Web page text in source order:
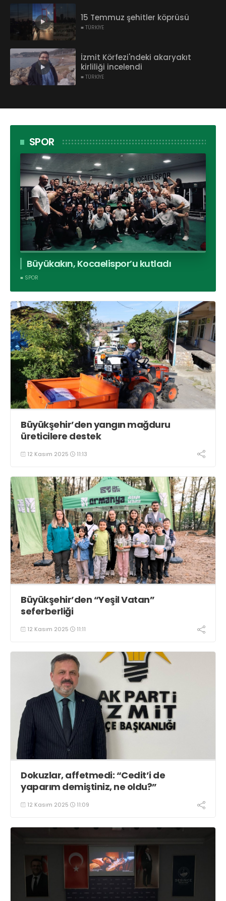
15 Temmuz şehitler köprüsü
■ TÜRKİYE
İzmit Körfezi'ndeki akaryakıt
kirliliği incelendi
■ TÜRKİYE
SPOR
Büyükakın, Kocaelispor’u kutladı
■ SPOR
Büyükşehir’den yangın mağduru
üreticilere destek
12 Kasım 2025 11:13
Büyükşehir’den “Yeşil Vatan”
seferberliği
12 Kasım 2025 11:11
Dokuzlar, affetmedi: “Cedit’i de
yaparım demiştiniz, ne oldu?”
12 Kasım 2025 11:09